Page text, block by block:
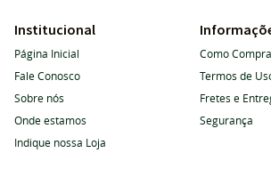
Institucional
Página Inicial
Fale Conosco
Sobre nós
Onde estamos
Indique nossa Loja
Como
Termos de
Fretes e
Segurança